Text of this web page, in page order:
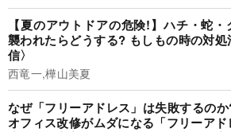
【夏のアウトドアの危険!】ハチ・蛇
襲われたらどうする? もしもの時の対
信〉
西竜一,樺山美夏
なぜ「フリーアドレス」は失敗するの
オフィス改修がムダになる「フリーア